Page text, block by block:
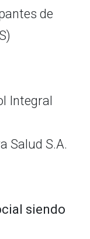
de
Integral
Salud S.A.
siendo